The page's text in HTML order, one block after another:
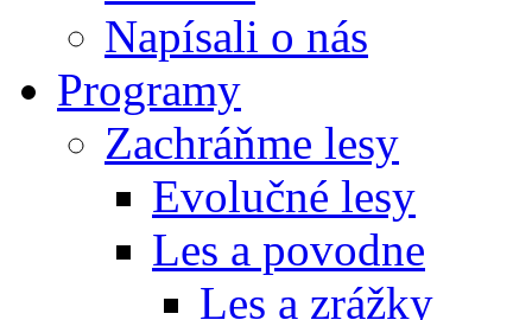
Napísali o nás
Programy
Zachráňme lesy
Evolučné lesy
Les a povodne
Les a zrážky